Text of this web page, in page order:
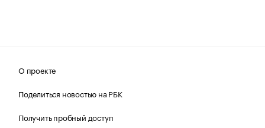
О проекте
Поделиться новостью на РБК
Получить пробный доступ